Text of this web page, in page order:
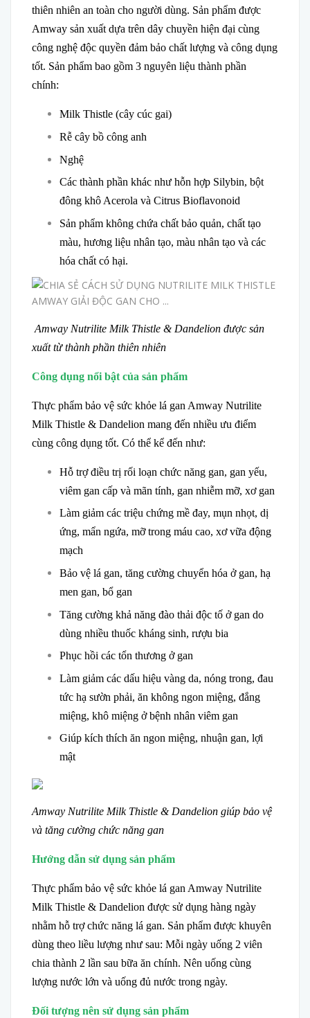
thiên nhiên an toàn cho người dùng. Sản phẩm được
Amway sản xuất dựa trên dây chuyền hiện đại cùng
công nghệ độc quyền đảm bảo chất lượng và công dụng
tốt. Sản phẩm bao gồm 3 nguyên liệu thành phần
chính:
Milk Thistle (cây cúc gai)
Rễ cây bồ công anh
Nghệ
Các thành phần khác như hỗn hợp Silybin, bột
đông khô Acerola và Citrus Bioflavonoid
Sản phẩm không chứa chất bảo quản, chất tạo
màu, hương liệu nhân tạo, màu nhân tạo và các
hóa chất có hại.
Amway Nutrilite Milk Thistle & Dandelion được sản
xuất từ thành phần thiên nhiên
Công dụng nổi bật của sản phẩm
Thực phẩm bảo vệ sức khỏe lá gan Amway Nutrilite
Milk Thistle & Dandelion mang đến nhiều ưu điểm
cùng công dụng tốt. Có thể kể đến như:
Hỗ trợ điều trị rối loạn chức năng gan, gan yếu,
viêm gan cấp và mãn tính, gan nhiễm mỡ, xơ gan
Làm giảm các triệu chứng mề đay, mụn nhọt, dị
ứng, mẩn ngứa, mỡ trong máu cao, xơ vữa động
mạch
Bảo vệ lá gan, tăng cường chuyển hóa ở gan, hạ
men gan, bổ gan
Tăng cường khả năng đào thải độc tố ở gan do
dùng nhiều thuốc kháng sinh, rượu bia
Phục hồi các tổn thương ở gan
Làm giảm các dấu hiệu vàng da, nóng trong, đau
tức hạ sườn phải, ăn không ngon miệng, đắng
miệng, khô miệng ở bệnh nhân viêm gan
Giúp kích thích ăn ngon miệng, nhuận gan, lợi
mật
Amway Nutrilite Milk Thistle & Dandelion giúp bảo vệ
và tăng cường chức năng gan
Hướng dẫn sử dụng sản phẩm
Thực phẩm bảo vệ sức khỏe lá gan Amway Nutrilite
Milk Thistle & Dandelion được sử dụng hàng ngày
nhằm hỗ trợ chức năng lá gan. Sản phẩm được khuyên
dùng theo liều lượng như sau: Mỗi ngày uống 2 viên
chia thành 2 lần sau bữa ăn chính. Nên uống cùng
lượng nước lớn và uống đủ nước trong ngày.
Đối tượng nên sử dụng sản phẩm